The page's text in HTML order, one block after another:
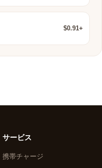
$0.91+
サービス
携帯チャージ